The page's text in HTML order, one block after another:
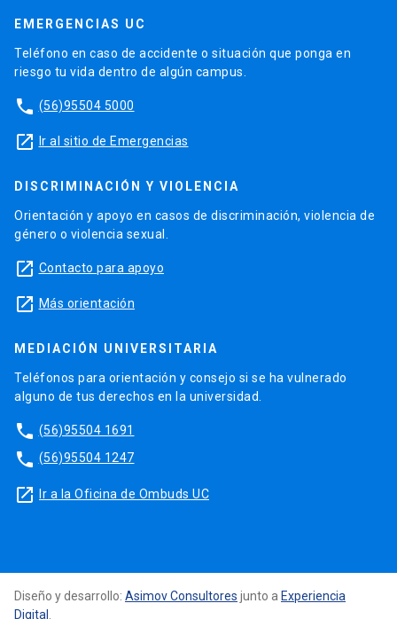
EMERGENCIAS UC
Teléfono en caso de accidente o situación que ponga en
riesgo tu vida dentro de algún campus.
phone (56)95504 5000
launch Ir al sitio de Emergencias
DISCRIMINACIÓN Y VIOLENCIA
Orientación y apoyo en casos de discriminación, violencia de
género o violencia sexual.
launch Contacto para apoyo
launch Más orientación
MEDIACIÓN UNIVERSITARIA
Teléfonos para orientación y consejo si se ha vulnerado
alguno de tus derechos en la universidad.
phone (56)95504 1691
phone (56)95504 1247
launch Ir a la Oficina de Ombuds UC
Diseño y desarrollo: Asimov Consultores junto a Experiencia
Digital